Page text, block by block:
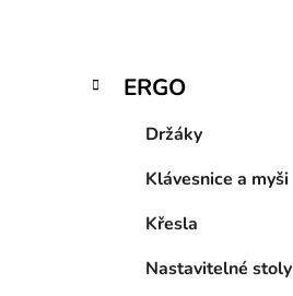
PPřeskočit
kategorie
K
a
ERGO
Držáky
Klávesnice a myši
Křesla
Nastavitelné stoly